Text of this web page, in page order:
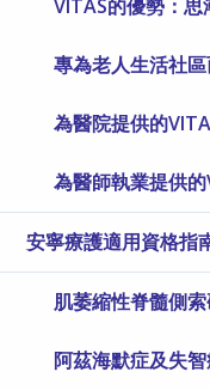
VITAS的優勢：思
專為老人生活社
為醫院提供的
為醫師執業提供
安寧療護適用資格指
肌萎縮性脊髓側索
阿茲海默症及失